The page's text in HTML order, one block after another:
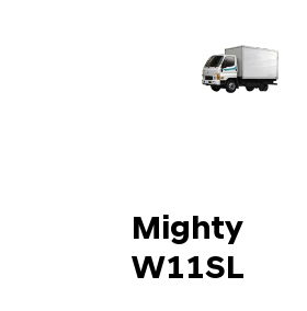
Mighty
W11SL